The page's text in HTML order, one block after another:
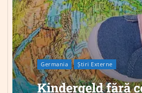
Germania Știri Externe
Kindergeld fără